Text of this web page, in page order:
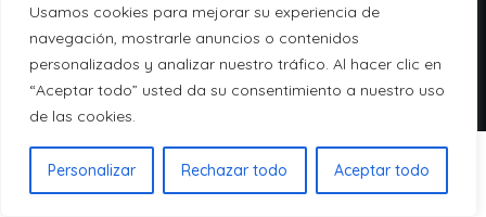
Usamos cookies para mejorar su experiencia de
navegación, mostrarle anuncios o contenidos
personalizados y analizar nuestro tráfico. Al hacer clic en
“Aceptar todo” usted da su consentimiento a nuestro uso
de las cookies.
Personalizar Rechazar todo Aceptar todo
+34 918 333 233
Aviso legal
Política de cookies
Política de privacidad